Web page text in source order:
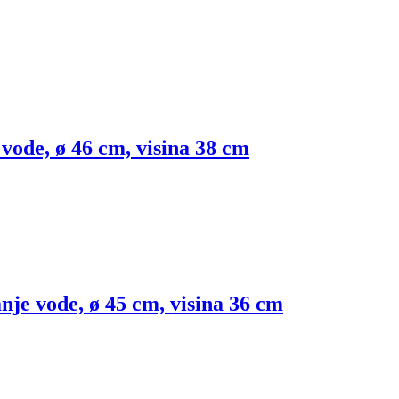
ø 46 cm, visina 38 cm
vode, ø 45 cm, visina 36 cm